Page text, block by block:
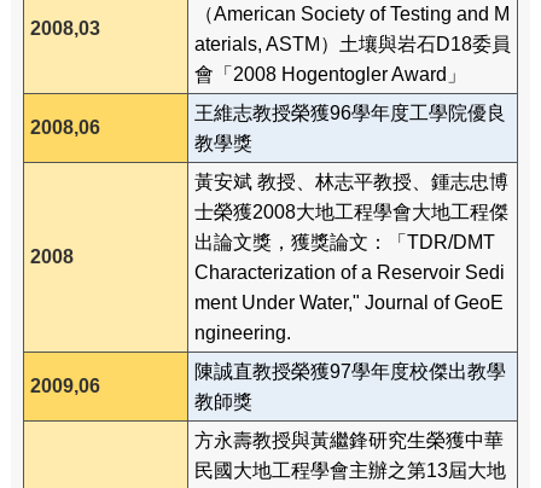
2008,03
（American Society of Testing and M
aterials, ASTM）土壤與岩石D18委員
會「2008 Hogentogler Award」
2008,06
王維志教授榮獲96學年度工學院優良
教學獎
2008
黃安斌 教授、林志平教授、鍾志忠博
士榮獲2008大地工程學會大地工程傑
出論文獎，獲獎論文：「TDR/DMT
Characterization of a Reservoir Sedi
ment Under Water," Journal of GeoE
ngineering.
2009,06
陳誠直教授榮獲97學年度校傑出教學
教師獎
方永壽教授與黃繼鋒研究生榮獲中華
民國大地工程學會主辦之第13屆大地